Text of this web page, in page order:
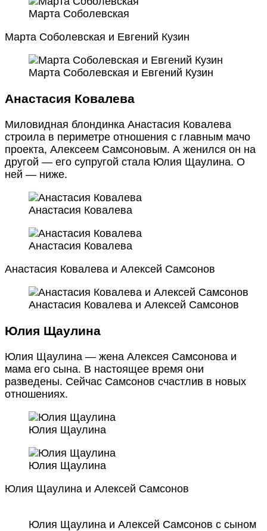
Марта Соболевская
Марта Соболевская и Евгений Кузин
Марта Соболевская и Евгений Кузин
Анастасия Ковалева
Миловидная блондинка Анастасия Ковалева
строила в периметре отношения с главным мачо
проекта, Алексеем Самсоновым. А женился он на
другой — его супругой стала Юлия Щаулина. О
ней — ниже.
Анастасия Ковалева
Анастасия Ковалева
Анастасия Ковалева и Алексей Самсонов
Анастасия Ковалева и Алексей Самсонов
Юлия Щаулина
Юлия Щаулина — жена Алексея Самсонова и
мама его сына. В настоящее время они
разведены. Сейчас Самсонов счастлив в новых
отношениях.
Юлия Щаулина
Юлия Щаулина
Юлия Щаулина и Алексей Самсонов
Юлия Щаулина и Алексей Самсонов с сыном